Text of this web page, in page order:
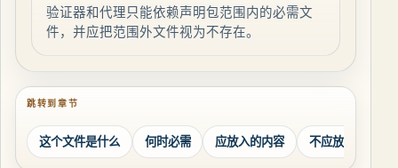
验证器和代理只能依赖声明包范围内的必需文
件，并应把范围外文件视为不存在。
跳转到章节
这个文件是什么 何时必需 应放入的内容 不应放入的内容